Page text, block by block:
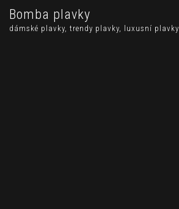
Bomba plavky
dámské plavky, trendy plavky, luxusní plavky